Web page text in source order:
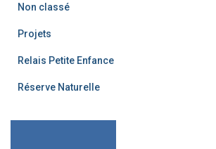
Non classé
Projets
Relais Petite Enfance
Réserve Naturelle